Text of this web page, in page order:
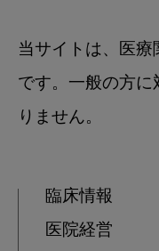
当サイトは、医
です。一般の方に
りません。
臨床情報
医院経営